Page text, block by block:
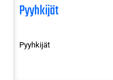
Pyyhkijät
Pyyhkijät